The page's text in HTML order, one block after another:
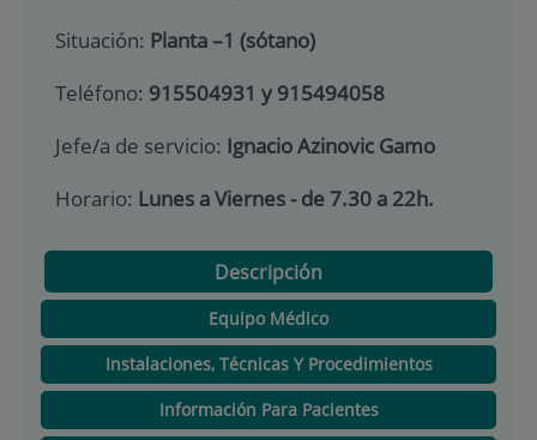
Situación: Planta –1 (sótano)
Teléfono: 915504931 y 915494058
Jefe/a de servicio: Ignacio Azinovic Gamo
Horario: Lunes a Viernes - de 7.30 a 22h.
Descripción
Equipo Médico
Instalaciones, Técnicas Y Procedimientos
Información Para Pacientes